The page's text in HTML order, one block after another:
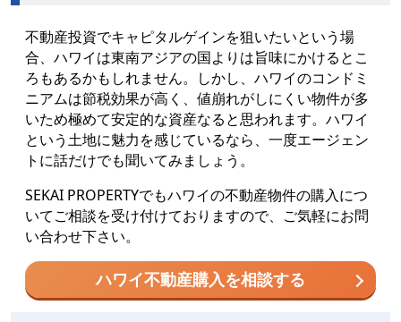
不動産投資でキャピタルゲインを狙いたいという場
合、ハワイは東南アジアの国よりは旨味にかけるとこ
ろもあるかもしれません。しかし、ハワイのコンドミ
ニアムは節税効果が高く、値崩れがしにくい物件が多
いため極めて安定的な資産なると思われます。ハワイ
という土地に魅力を感じているなら、一度エージェン
トに話だけでも聞いてみましょう。
SEKAI PROPERTYでもハワイの不動産物件の購入につ
いてご相談を受け付けておりますので、ご気軽にお問
い合わせ下さい。
ハワイ不動産購入を相談する